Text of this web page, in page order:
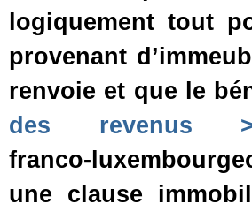
logiquement tout
provenant
renvoie et que le
des revenus >
une clause